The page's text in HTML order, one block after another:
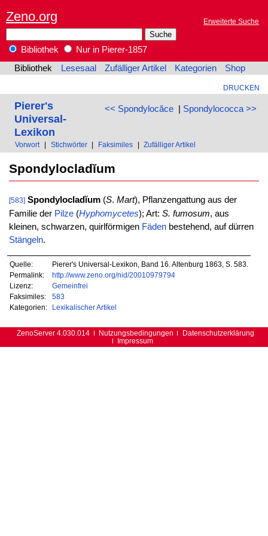
Zeno.org Erweiterte Suche
Bibliothek
Nur in Pierer-1857
Bibliothek
Lesesaal Zufälliger Artikel Kategorien Shop
DRUCKEN
<< Spondylocăce| Spondylococca >>
Pierer's
Universal-
Lexikon
Vorwort Stichwörter Faksimiles Zufälliger Artikel
Spondylocladĭum
[583] Spondylocladĭum(S. Mart), Pflanzengattung aus der
Familie der Pilze(Hyphomycetes); Art: S. fumosum, aus
kleinen, schwarzen, quirlförmigen Fädenbestehend, auf dürren
Stängeln.
Quelle:
Pierer's Universal-Lexikon, Band 16. Altenburg 1863, S. 583.
Permalink:
http://www.zeno.org/nid/20010979794
Lizenz:
Gemeinfrei
Faksimiles:
583
Kategorien:
Lexikalischer Artikel
ZenoServer 4.030.014 Nutzungsbedingungen
Datenschutzerklärung
Impressum